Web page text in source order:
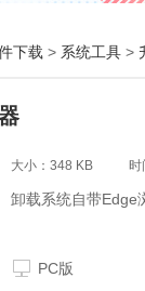
下载 > 系统工具 >
大小：348 KB
卸载系统自带Edge
PC版